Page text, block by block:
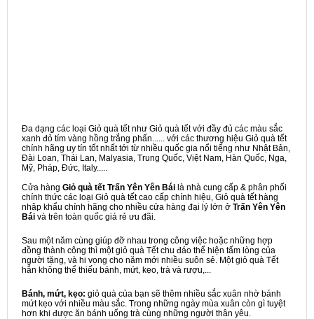
Đa dạng các loại Giỏ quà tết như Giỏ quà tết với đầy đủ các màu sắc
xanh đỏ tím vàng hồng trắng phấn...... với các thương hiệu Giỏ quà tết
chính hãng uy tín tốt nhất tới từ nhiều quốc gia nổi tiếng như Nhật Bản,
Đài Loan, Thái Lan, Malyasia, Trung Quốc, Việt Nam, Hàn Quốc, Nga,
Mỹ, Pháp, Đức, Italy.....
Cửa hàng Giỏ quà tết Trấn Yên Yên Bái là nhà cung cấp & phân phối
chính thức các loại Giỏ quà tết cao cấp chính hiệu, Giỏ quà tết hàng
nhập khẩu chính hãng cho nhiều cửa hàng đại lý lớn ở Trấn Yên Yên
Bái và trên toàn quốc giá rẻ ưu đãi.
Sau một năm cùng giúp đỡ nhau trong công việc hoặc những hợp
đồng thành công thì một giỏ quà Tết chu đáo thể hiện tấm lòng của
người tặng, và hi vọng cho năm mới nhiều suôn sẻ. Một giỏ quà Tết
hẳn không thể thiếu bánh, mứt, kẹo, trà và rượu,...
Bánh, mứt, kẹo: giỏ quà của bạn sẽ thêm nhiều sắc xuân nhờ bánh
mứt kẹo với nhiều màu sắc. Trong những ngày mùa xuân còn gì tuyệt
hơn khi được ăn bánh uống trà cùng những người thân yêu.